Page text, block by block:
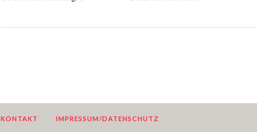
KONTAKT IMPRESSUM/DATENSCHUTZ